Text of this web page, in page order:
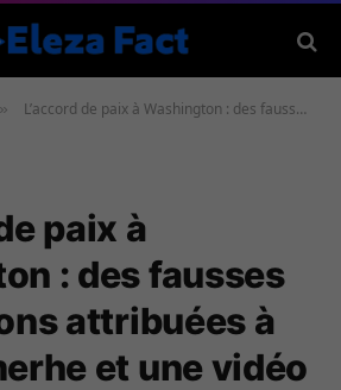
» L’accord de paix à Washington : des fausses déclarations attribuées à Vital Kamerhe et une vidéo de l’IA
paix à
: des fausses
attribuées à
et une vidéo